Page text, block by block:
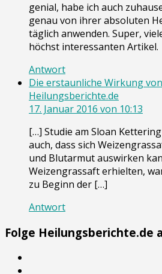
genial, habe ich auch
genau von ihrer absoluten
täglich anwenden. Super,
höchst interessanten Artikel.
Antwort
Die erstaunliche Wirkung
Heilungsberichte.de
17. Januar 2016 von 10:13
[…] Studie am Sloan
auch, dass sich
und Blutarmut auswirken
Weizengrassaft erhielten,
zu Beginn der […]
Antwort
Folge Heilungsberichte.de